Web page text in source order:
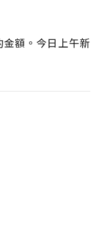
額。今日上午新